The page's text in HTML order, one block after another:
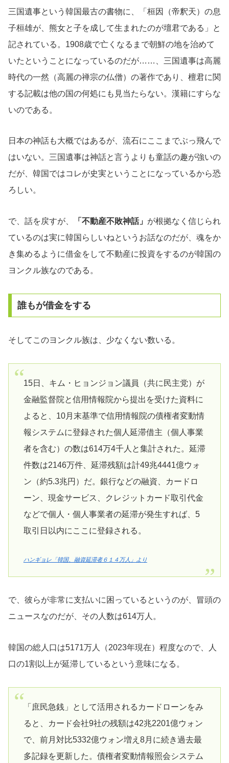
三国遺事という韓国最古の書物に、「桓因（帝釈天）の息
子桓雄が、熊女と子を成して生まれたのが壇君である」と
記されている。1908歳で亡くなるまで朝鮮の地を治めて
いたということになっているのだが……、三国遺事は高麗
時代の一然（高麗の禅宗の仏僧）の著作であり、檀君に関
する記載は他の国の何処にも見当たらない。漢籍にすらな
いのである。
日本の神話も大概ではあるが、流石にここまでぶっ飛んで
はいない。三国遺事は神話と言うよりも童話の趣が強いの
だが、韓国ではコレが史実ということになっているから恐
ろしい。
で、話を戻すが、 「不動産不敗神話」 が根拠なく信じられ
ているのは実に韓国らしいねというお話なのだが、魂をか
き集めるように借金をして不動産に投資をするのが韓国の
ヨンクル族なのである。
誰もが借金をする
そしてこのヨンクル族は、少なくない数いる。
15日、キム・ヒョンジョン議員（共に民主党）が
金融監督院と信用情報院から提出を受けた資料に
よると、10月末基準で信用情報院の債権者変動情
報システムに登録された個人延滞借主（個人事業
者を含む）の数は614万4千人と集計された。延滞
件数は2146万件、延滞残額は計49兆4441億ウォ
ン（約5.3兆円）だ。銀行などの融資、カードロ
ーン、現金サービス、クレジットカード取引代金
などで個人・個人事業者の延滞が発生すれば、5
取引日以内にここに登録される。
ハンギョレ「韓国、融資延滞者６１４万人」より
で、彼らが非常に支払いに困っているというのが、冒頭の
ニュースなのだが、その人数は614万人。
韓国の総人口は5171万人（2023年現在）程度なので、人
口の1割以上が延滞しているという意味になる。
「庶民急銭」として活用されるカードローンをみ
ると、カード会社9社の残額は42兆2201億ウォン
で、前月対比5332億ウォン増え8月に続き過去最
多記録を更新した。債権者変動情報照会システム